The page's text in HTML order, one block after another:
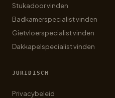
Stukadoor vinden
Badkamerspecialist vinden
Gietvloerspecialist vinden
Dakkapelspecialist vinden
JURIDISCH
Privacybeleid